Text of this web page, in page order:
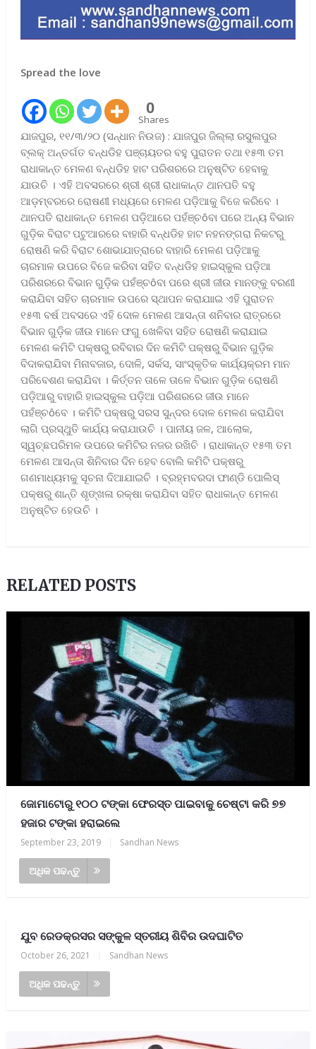
Spread the love
0
Shares
ଯାଜପୁର, ୧୧/୩/୨୦ (ସନ୍ଧାନ ନିଉଜ) : ଯାଜପୁର ଜିଲ୍ଲା ରସୁଲପୁର
ବ୍ଲକ୍ ଅନ୍ତର୍ଗତ ବନ୍ଧଡିହ ପଞ୍ଚାୟତର ବହୁ ପୁରାତନ ତଥା ୧୫୩ ତମ
ରାଧାକାନ୍ତ ମେଳଣ ବନ୍ଧଡିହ ହାଟ ପରିଶରରେ ଅନୁଷ୍ଟିତ ହେବାକୁ
ଯାଉଚି । ଏହି ଅବସରରେ ଶ୍ରୀ ଶ୍ରୀ ରାଧାକାନ୍ତ ଥାନପତି ବହୁ
ଆଡ଼ମ୍ବରରେ ରୋଷଣୀ ମଧ୍ୟରେ ମେଳଣ ପଡ଼ିଆକୁ ବିଜେ କରିବେ ।
ଥାନପତି ରାଧାକାନ୍ତ ମେଳଣ ପଡ଼ିଆରେ ପହଁଞ୍ଚôବା ପରେ ଅନ୍ୟ ବିଭାନ
ଗୁଡ଼ିକ ବିରାଟ ପଟୁଆରରେ ବାହାରି ବନ୍ଧଡିହ ହାଟ ନହନଙ୍ଗରା ନିକଟରୁ
ରୋଷଣି କରି ବିରାଟ ଶୋଭାଯାତ୍ରାରେ ବାହାରି ମେଳଣ ପଡ଼ିଆକୁ
ଚାରମାଳ ଉପରେ ବିଜେ କରିବା ସହିତ ବନ୍ଧଡିହ ହାଇସ୍କୁଲ ପଡ଼ିଆ
ପରିଶରରେ ବିଭାନ ଗୁଡ଼ିକ ପହଁଞ୍ଚôବା ପରେ ଶ୍ରୀ ଜୀଉ ମାନଙ୍କୁ ବରଣୀ
କରାଯିବା ସହିତ ଚାରମାଳ ଉପରେ ସ୍ଥାପନ କରାଯାାଇ ଏହି ପୁରାତନ
୧୫୩ ବର୍ଷ ଅବସରେ ଏହି ଦୋଳ ମେଳଣ ଆସନ୍ତା ଶନିବାର ରାତ୍ରରେ
ବିଭାନ ଗୁଡ଼ିକ ଜୀଉ ମାନେ ଫଗୁ ଖେଳିବା ସହିତ ରୋଷଣି କରାଯାଇ
ମେଳଣ କମିଟି ପକ୍ଷରୁ ରବିବାର ଦିନ କମିଟି ପକ୍ଷରୁ ବିଭାନ ଗୁଡ଼ିକ
ବିଦାକରାଯିବା ମିନାବଜାର, ଦୋଳି, ସର୍କସ, ସାଂସ୍କୃତିକ କାର୍ଯ୍ୟକ୍ରମ ମାନ
ପରିବେଶଣ କରାଯିବା । କିର୍ତ୍ତନ ତାଳେ ତାଳେ ବିଭାନ ଗୁଡ଼ିକ ରୋଷଣି
ପଡ଼ିଆରୁ ବାହାରି ହାଇସ୍କୁଲ ପଡ଼ିଆ ପରିଶରରେ ଜୀଉ ମାନେ
ପହଁଞ୍ଚôବେ । କମିଟି ପକ୍ଷରୁ ସରସ ସୁନ୍ଦର ଦୋଳ ମେଳଣ କରାଯିବା
ଲାଗି ପ୍ରସ୍ଥୁତି କାର୍ଯ୍ୟ କରାଯାଉଚି । ପାନୀୟ ଜଳ, ଆଲୋକ,
ସ୍ୱଚ୍ଛପରିମଳ ଉପରେ କମିଟିର ନଜର ରଖିଚି । ରାଧାକାନ୍ତ ୧୫୩ ତମ
ମେଳଣ ଆସନ୍ତା ଶିନିବାର ଦିନ ହେବ ବୋଲି କମିଟି ପକ୍ଷରୁ
ଗଣମାଧ୍ୟମକୁ ସୂଚନା ଦିଆଯାଇଚି । ବ୍ରହ୍ମବରଦା ଫାଣ୍ଡି ପୋଲିସ୍
ପକ୍ଷରୁ ଶାନ୍ତି ଶୃଙ୍ଖଳା ରକ୍ଷା କରାଯିବା ସହିତ ରାଧାକାନ୍ତ ମେଳଣ
ଅନୁଷ୍ଟିତ ହେଉଚି ।
RELATED POSTS
ଜୋମାଟୋରୁ ୧୦୦ ଟଙ୍କା ଫେରସ୍ତ ପାଇବାକୁ ଚେଷ୍ଟା କରି ୭୭
ହଜାର ଟଙ୍କା ହରାଇଲେ
September 23, 2019 Sandhan News
ଅଧିକ ପଢନ୍ତୁ
ଯୁବ ରେଡକ୍ରସର ସଙ୍କୁଳ ସ୍ତରୀୟ ଶିବିର ଉଦଘାଟିତ
October 26, 2021 Sandhan News
ଅଧିକ ପଢନ୍ତୁ